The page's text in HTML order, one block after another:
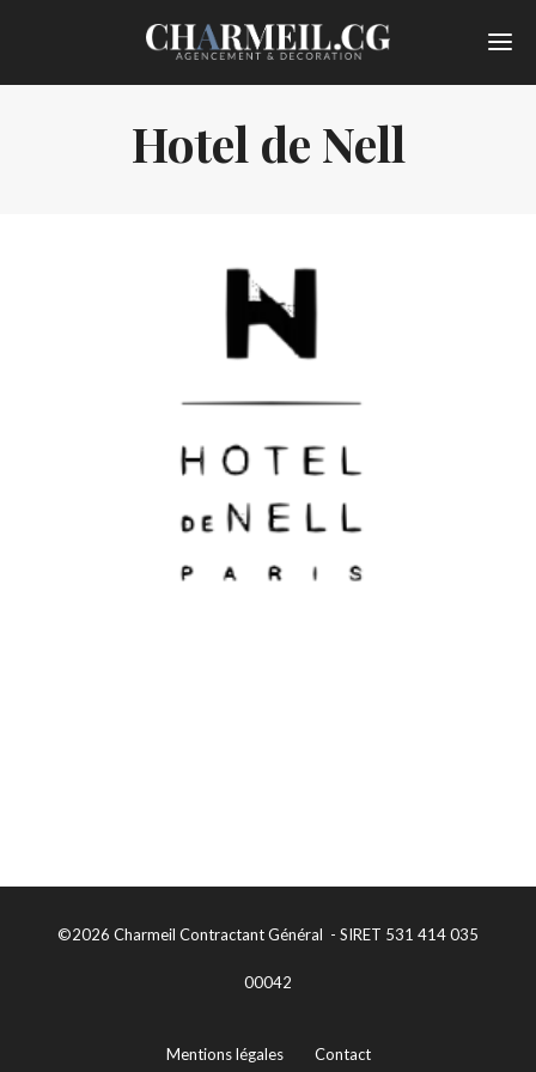
Hotel de Nell
©2026 Charmeil Contractant Général - SIRET 531 414 035
00042
Mentions légales Contact